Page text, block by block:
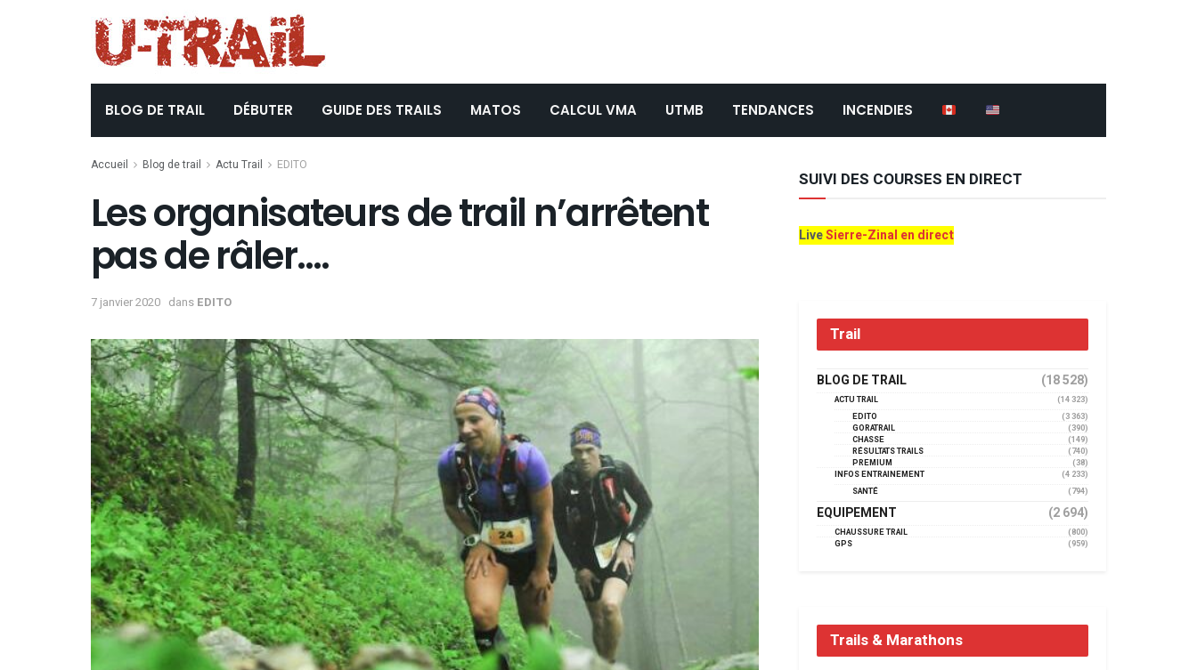
BLOG DE TRAIL DÉBUTER GUIDE DES TRAILS MATOS CALCUL VMA UTMB TENDANCES INCENDIES
Accueil Blog de trail Actu Trail EDITO
Les organisateurs de trail n’arrêtent
pas de râler….
7 janvier 2020 dans EDITO
SUIVI DES COURSES EN DIRECT
LiveSierre-Zinal en direct
Trail
BLOG DE TRAIL (18 528)
ACTU TRAIL
(14 323)
EDITO
(3 363)
GORATRAIL
(390)
CHASSE
(149)
RÉSULTATS TRAILS
(740)
PREMIUM
(38)
INFOS ENTRAINEMENT
(4 233)
SANTÉ
(794)
EQUIPEMENT (2 694)
CHAUSSURE TRAIL
(800)
GPS
(959)
Trails & Marathons